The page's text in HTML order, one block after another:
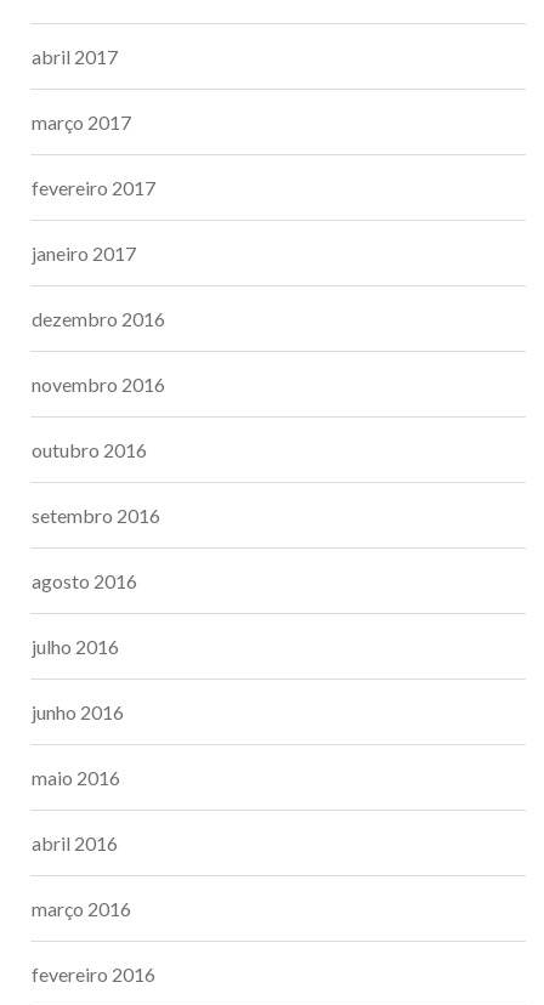
abril 2017
março 2017
fevereiro 2017
janeiro 2017
dezembro 2016
novembro 2016
outubro 2016
setembro 2016
agosto 2016
julho 2016
junho 2016
maio 2016
abril 2016
março 2016
fevereiro 2016